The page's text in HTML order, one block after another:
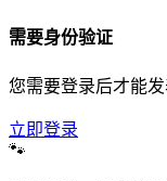
需要身份验证
您需要登录后才能
立即登录
🐾